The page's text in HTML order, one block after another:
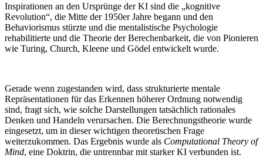
Inspirationen an den Ursprünge der KI sind die „kognitive
Revolution“, die Mitte der 1950er Jahre begann und den
Behaviorismus stürzte und die mentalistische Psychologie
rehabilitierte und die Theorie der Berechenbarkeit, die von Pionieren
wie Turing, Church, Kleene und Gödel entwickelt wurde.
Gerade wenn zugestanden wird, dass strukturierte mentale
Repräsentationen für das Erkennen höherer Ordnung notwendig
sind, fragt sich, wie solche Darstellungen tatsächlich rationales
Denken und Handeln verursachen. Die Berechnungstheorie wurde
eingesetzt, um in dieser wichtigen theoretischen Frage
weiterzukommen. Das Ergebnis wurde als Computational Theory of
Mind, eine Doktrin, die untrennbar mit starker KI verbunden ist.